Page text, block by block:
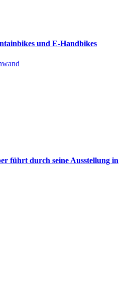
und E-Handbikes
führt durch seine Ausstellung in